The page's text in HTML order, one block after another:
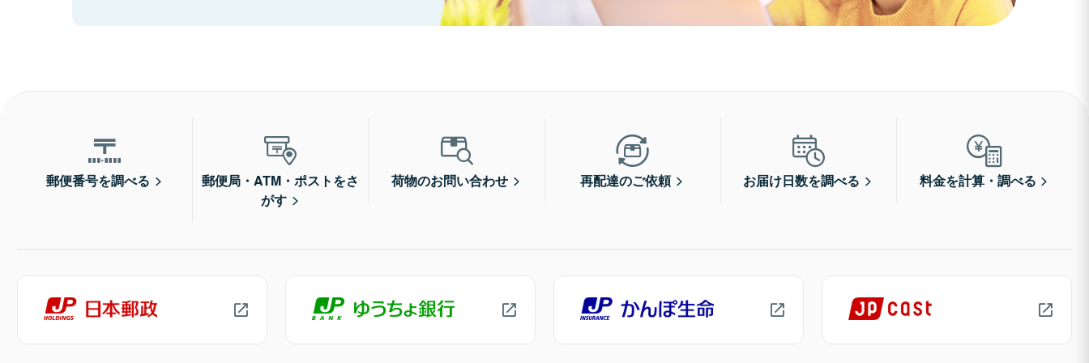
郵便番号を調べる
郵便局・ATM・ポストをさ
がす
荷物のお問い合わせ 再配達のご依頼 お届け日数を調べる 料金を計算・調べる